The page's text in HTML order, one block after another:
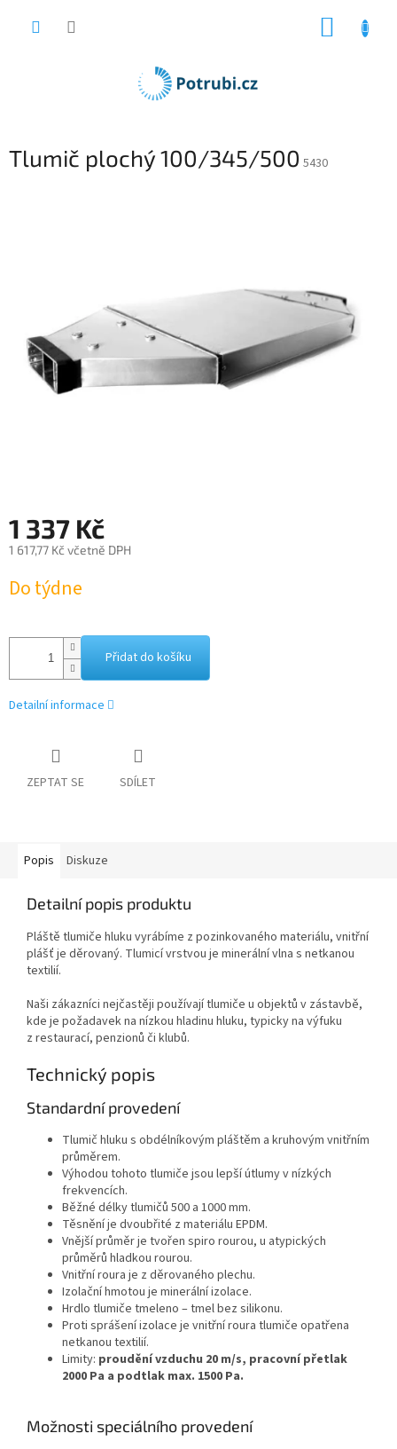
Tlumič plochý 100/345/500 5430
1 337 Kč
1 617,77 Kč včetně DPH
cena:
Do týdne
Přidat do košíku
Detailní informace
ZEPTAT SE SDÍLET
Popis Diskuze
Detailní popis produktu
Pláště tlumiče hluku vyrábíme z pozinkovaného materiálu, vnitřní
plášť je děrovaný. Tlumicí vrstvou je minerální vlna s netkanou
textilií.
Naši zákazníci nejčastěji používají tlumiče u objektů v zástavbě,
kde je požadavek na nízkou hladinu hluku, typicky na výfuku
z restaurací, penzionů či klubů.
Technický popis
Standardní provedení
Tlumič hluku s obdélníkovým pláštěm a kruhovým vnitřním
průměrem.
Výhodou tohoto tlumiče jsou lepší útlumy v nízkých
frekvencích.
Běžné délky tlumičů 500 a 1000 mm.
Těsnění je dvoubřité z materiálu EPDM.
Vnější průměr je tvořen spiro rourou, u atypických
průměrů hladkou rourou.
Vnitřní roura je z děrovaného plechu.
Izolační hmotou je minerální izolace.
Hrdlo tlumiče tmeleno – tmel bez silikonu.
Proti sprášení izolace je vnitřní roura tlumiče opatřena
netkanou textilií.
Limity: proudění vzduchu 20 m/s, pracovní přetlak
2000 Pa a podtlak max. 1500 Pa.
Možnosti speciálního provedení